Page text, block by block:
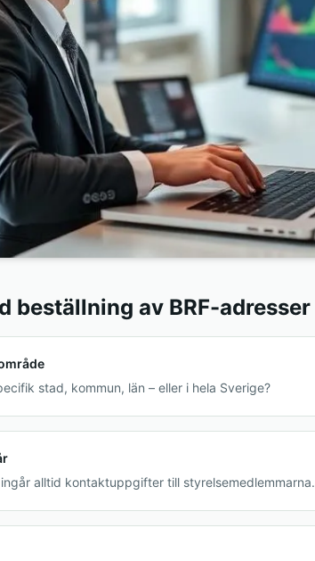
beställning av BRF-adresser
stad, kommun, län – eller i hela Sverige?
alltid kontaktuppgifter till styrelsemedlemmarna.